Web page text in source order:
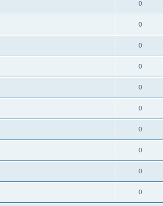
0
0
0
0
0
0
0
0
0
0